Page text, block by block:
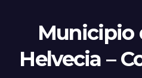
Municipio
Helvecia –